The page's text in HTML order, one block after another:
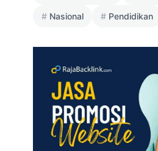
Nasional Pendidikan